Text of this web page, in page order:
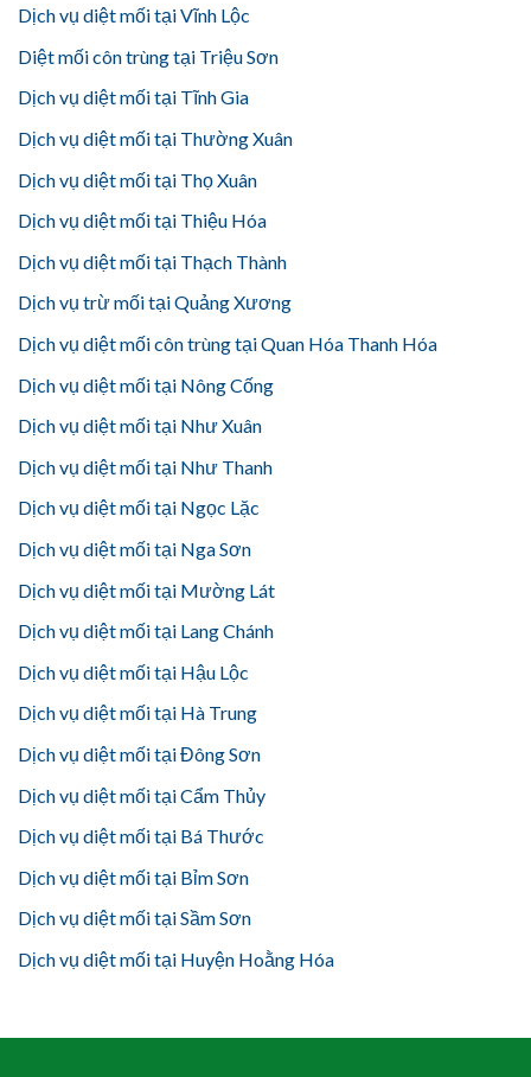
Dịch vụ diệt mối tại Vĩnh Lộc
Diệt mối côn trùng tại Triệu Sơn
Dịch vụ diệt mối tại Tĩnh Gia
Dịch vụ diệt mối tại Thường Xuân
Dịch vụ diệt mối tại Thọ Xuân
Dịch vụ diệt mối tại Thiệu Hóa
Dịch vụ diệt mối tại Thạch Thành
Dịch vụ trừ mối tại Quảng Xương
Dịch vụ diệt mối côn trùng tại Quan Hóa Thanh Hóa
Dịch vụ diệt mối tại Nông Cống
Dịch vụ diệt mối tại Như Xuân
Dịch vụ diệt mối tại Như Thanh
Dịch vụ diệt mối tại Ngọc Lặc
Dịch vụ diệt mối tại Nga Sơn
Dịch vụ diệt mối tại Mường Lát
Dịch vụ diệt mối tại Lang Chánh
Dịch vụ diệt mối tại Hậu Lộc
Dịch vụ diệt mối tại Hà Trung
Dịch vụ diệt mối tại Đông Sơn
Dịch vụ diệt mối tại Cẩm Thủy
Dịch vụ diệt mối tại Bá Thước
Dịch vụ diệt mối tại Bỉm Sơn
Dịch vụ diệt mối tại Sầm Sơn
Dịch vụ diệt mối tại Huyện Hoằng Hóa